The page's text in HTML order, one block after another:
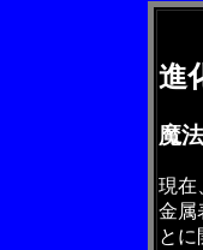
進
魔
現在
金属
とに